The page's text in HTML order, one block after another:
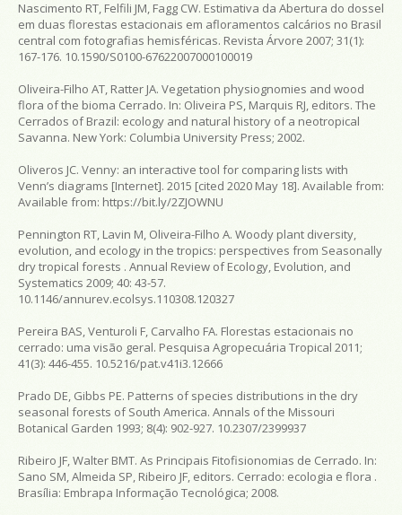
Nascimento RT, Felfili JM, Fagg CW. Estimativa da Abertura do dossel
em duas florestas estacionais em afloramentos calcários no Brasil
central com fotografias hemisféricas. Revista Árvore 2007; 31(1):
167-176. 10.1590/S0100-67622007000100019
Oliveira-Filho AT, Ratter JA. Vegetation physiognomies and wood
flora of the bioma Cerrado. In: Oliveira PS, Marquis RJ, editors. The
Cerrados of Brazil: ecology and natural history of a neotropical
Savanna. New York: Columbia University Press; 2002.
Oliveros JC. Venny: an interactive tool for comparing lists with
Venn’s diagrams [Internet]. 2015 [cited 2020 May 18]. Available from:
Available from: https://bit.ly/2ZJOWNU
Pennington RT, Lavin M, Oliveira-Filho A. Woody plant diversity,
evolution, and ecology in the tropics: perspectives from Seasonally
dry tropical forests . Annual Review of Ecology, Evolution, and
Systematics 2009; 40: 43-57.
10.1146/annurev.ecolsys.110308.120327
Pereira BAS, Venturoli F, Carvalho FA. Florestas estacionais no
cerrado: uma visão geral. Pesquisa Agropecuária Tropical 2011;
41(3): 446-455. 10.5216/pat.v41i3.12666
Prado DE, Gibbs PE. Patterns of species distributions in the dry
seasonal forests of South America. Annals of the Missouri
Botanical Garden 1993; 8(4): 902-927. 10.2307/2399937
Ribeiro JF, Walter BMT. As Principais Fitofisionomias de Cerrado. In:
Sano SM, Almeida SP, Ribeiro JF, editors. Cerrado: ecologia e flora .
Brasília: Embrapa Informação Tecnológica; 2008.